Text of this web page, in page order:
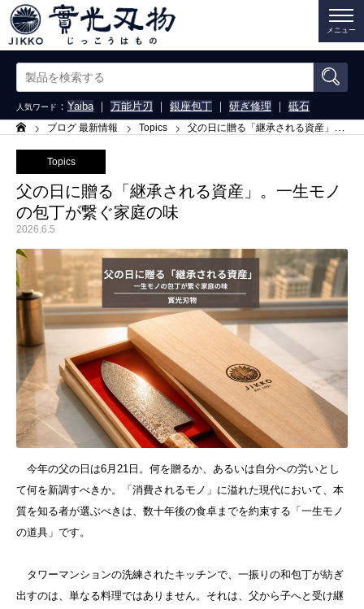
メニュー
人気ワード ： Yaiba｜ 万能片刃 ｜ 銀座包丁 ｜ 研ぎ修理 ｜ 砥石
ーム ブログ 最新情報 Topics 父の日に贈る「継承される資産」。一生モノの包丁が繋ぐ家庭の味
Topics
父の日に贈る「継承される資産」。一生モノ
の包丁が繋ぐ家庭の味
2026.6.5
今年の父の日は6月21日。何を贈るか、あるいは自分への労いとし
て何を新調すべきか。「消費されるモノ」に溢れた現代において、本
質を知る者が選ぶべきは、数十年後の食卓までを約束する「一生モノ
の道具」です。
タワーマンションの洗練されたキッチンで、一振りの和包丁が紡ぎ
出すのは、単なる料理ではありません。それは、父から子へと受け継